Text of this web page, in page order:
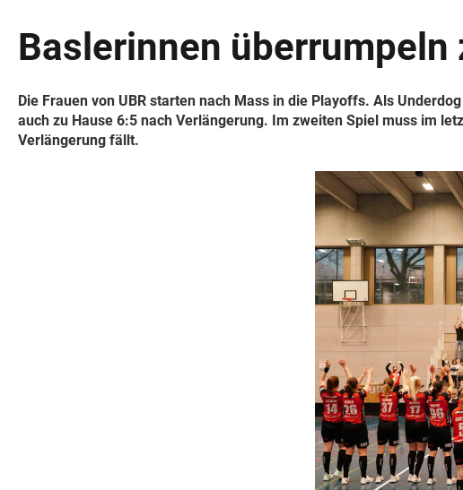
Baslerinnen
Die Frauen von UBR starten nach Mass in die Playoffs. Als
auch zu Hause 6:5 nach Verlängerung. Im zweiten Spiel muss im
Verlängerung fällt.